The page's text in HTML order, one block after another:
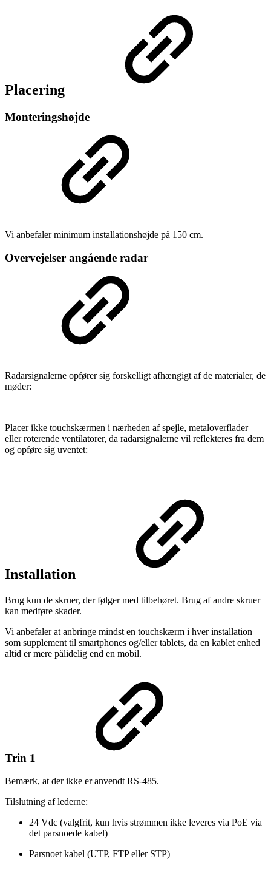
Placering
Monteringshøjde
Vi anbefaler minimum installationshøjde på 150 cm.
Overvejelser angående radar
Radarsignalerne opfører sig forskelligt afhængigt af de materialer, de
møder:
Placer ikke touchskærmen i nærheden af spejle, metaloverflader
eller roterende ventilatorer, da radarsignalerne vil reflekteres fra dem
og opføre sig uventet:
Installation
Brug kun de skruer, der følger med tilbehøret. Brug af andre skruer
kan medføre skader.
Vi anbefaler at anbringe mindst en touchskærm i hver installation
som supplement til smartphones og/eller tablets, da en kablet enhed
altid er mere pålidelig end en mobil.
Trin 1
Bemærk, at der ikke er anvendt RS-485.
Tilslutning af lederne:
24 Vdc (valgfrit, kun hvis strømmen ikke leveres via PoE via
det parsnoede kabel)
Parsnoet kabel (UTP, FTP eller STP)